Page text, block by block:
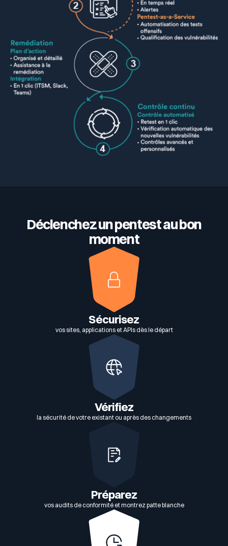
Déclenchez un pentest au bon
moment
Sécurisez
vos sites, applications et APIs dès le départ
Vérifiez
la sécurité de votre existant ou après des changements
Préparez
vos audits de conformité et montrez patte blanche